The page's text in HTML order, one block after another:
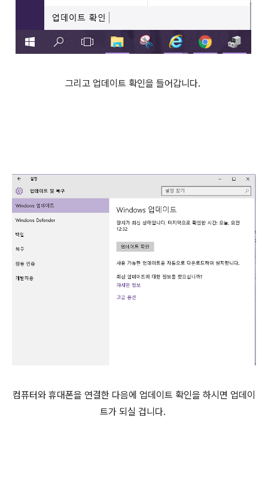
그리고 업데이트 확인을 들어갑니다.
컴퓨터와 휴대폰을 연결한 다음에 업데이트 확인을 하시면 업데이
트가 되실 겁니다.